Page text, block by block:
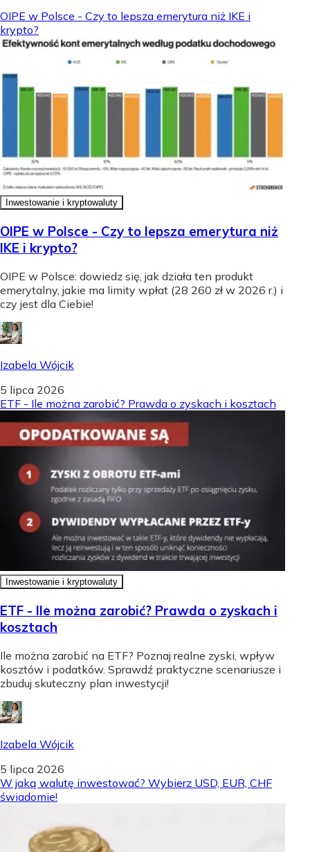
OIPE w Polsce - Czy to lepsza emerytura niż IKE i
krypto?
Inwestowanie i kryptowaluty
OIPE w Polsce - Czy to lepsza emerytura niż
IKE i krypto?
OIPE w Polsce: dowiedz się, jak działa ten produkt
emerytalny, jakie ma limity wpłat (28 260 zł w 2026 r.) i
czy jest dla Ciebie!
Izabela Wójcik
5 lipca 2026
ETF - Ile można zarobić? Prawda o zyskach i kosztach
Inwestowanie i kryptowaluty
ETF - Ile można zarobić? Prawda o zyskach i
kosztach
Ile można zarobić na ETF? Poznaj realne zyski, wpływ
kosztów i podatków. Sprawdź praktyczne scenariusze i
zbuduj skuteczny plan inwestycji!
Izabela Wójcik
5 lipca 2026
W jaką walutę inwestować? Wybierz USD, EUR, CHF
świadomie!